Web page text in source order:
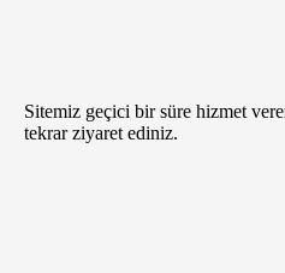
Sitemiz geçici bir süre hizmet
tekrar ziyaret ediniz.